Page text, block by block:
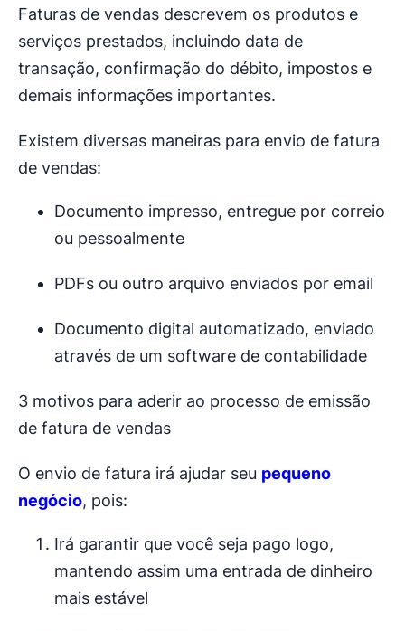
Faturas de vendas descrevem os produtos e
serviços prestados, incluindo data de
transação, confirmação do débito, impostos e
demais informações importantes.
Existem diversas maneiras para envio de fatura
de vendas:
Documento impresso, entregue por correio
ou pessoalmente
PDFs ou outro arquivo enviados por email
Documento digital automatizado, enviado
através de um software de contabilidade
3 motivos para aderir ao processo de emissão
de fatura de vendas
O envio de fatura irá ajudar seu pequeno
negócio, pois:
Irá garantir que você seja pago logo,
mantendo assim uma entrada de dinheiro
mais estável